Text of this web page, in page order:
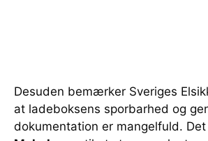
Desuden bemærker Sveriges
at ladeboksens sporbarhed og
dokumentation er mangelfuld.